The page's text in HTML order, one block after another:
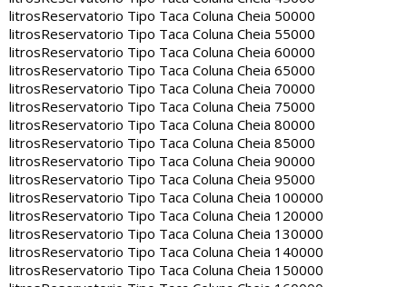
litrosReservatorio Tipo Taca Coluna Cheia 50000
litrosReservatorio Tipo Taca Coluna Cheia 55000
litrosReservatorio Tipo Taca Coluna Cheia 60000
litrosReservatorio Tipo Taca Coluna Cheia 65000
litrosReservatorio Tipo Taca Coluna Cheia 70000
litrosReservatorio Tipo Taca Coluna Cheia 75000
litrosReservatorio Tipo Taca Coluna Cheia 80000
litrosReservatorio Tipo Taca Coluna Cheia 85000
litrosReservatorio Tipo Taca Coluna Cheia 90000
litrosReservatorio Tipo Taca Coluna Cheia 95000
litrosReservatorio Tipo Taca Coluna Cheia 100000
litrosReservatorio Tipo Taca Coluna Cheia 120000
litrosReservatorio Tipo Taca Coluna Cheia 130000
litrosReservatorio Tipo Taca Coluna Cheia 140000
litrosReservatorio Tipo Taca Coluna Cheia 150000